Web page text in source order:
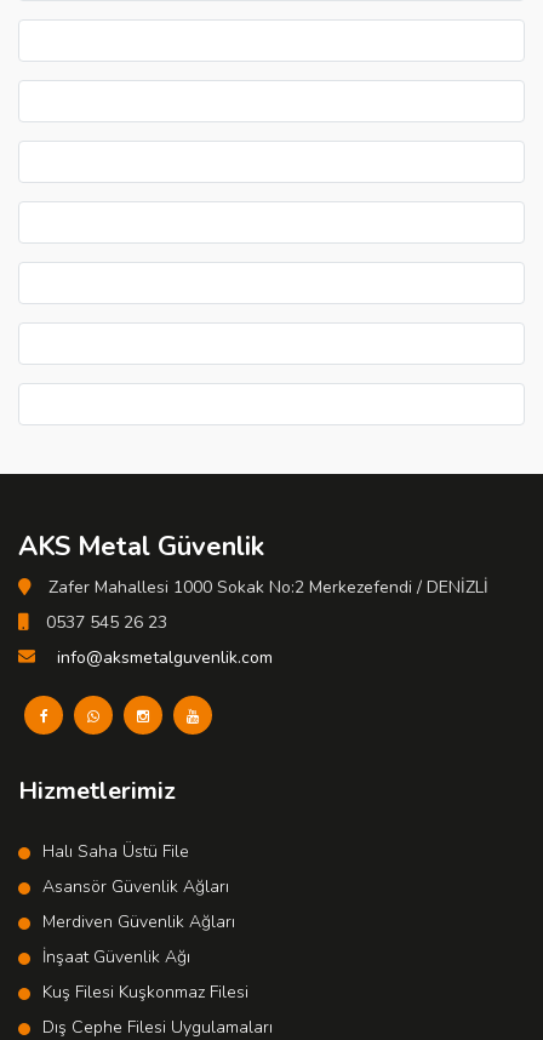
AKS Metal Güvenlik
Zafer Mahallesi 1000 Sokak No:2 Merkezefendi / DENİZLİ
0537 545 26 23
info@aksmetalguvenlik.com
Hizmetlerimiz
Halı Saha Üstü File
Asansör Güvenlik Ağları
Merdiven Güvenlik Ağları
İnşaat Güvenlik Ağı
Kuş Filesi Kuşkonmaz Filesi
Dış Cephe Filesi Uygulamaları